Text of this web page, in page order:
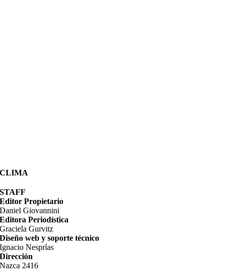
CLIMA
STAFF
Editor Propietario
Daniel Giovannini
Editora Periodística
Graciela Gurvitz
Diseño web y soporte técnico
Ignacio Nesprías
Dirección
Nazca 2416